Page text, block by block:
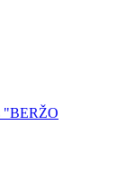
"BERŽO